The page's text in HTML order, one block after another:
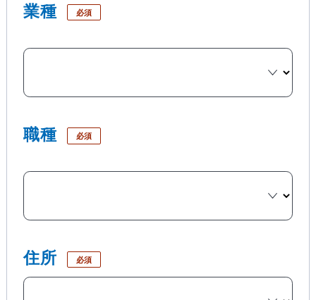
業種 必須
職種 必須
住所 必須